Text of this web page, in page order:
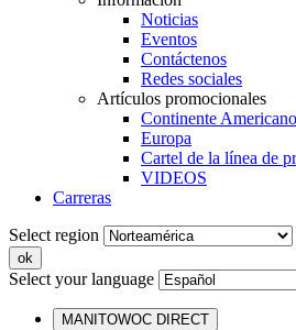
Noticias
Eventos
Contáctenos
Redes sociales
Artículos promocionales
Continente Americano
Europa
Cartel de la línea de
VIDEOS
Carreras
Select region
Select your language
MANITOWOC DIRECT